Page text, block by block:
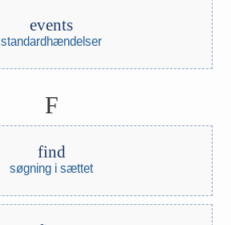
events
standardhændelser
F
find
søgning i sættet